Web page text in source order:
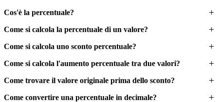
Cos'è la percentuale?
Come si calcola la percentuale di un valore?
Come si calcola uno sconto percentuale?
Come si calcola l'aumento percentuale tra due valori?
Come trovare il valore originale prima dello sconto?
Come convertire una percentuale in decimale?